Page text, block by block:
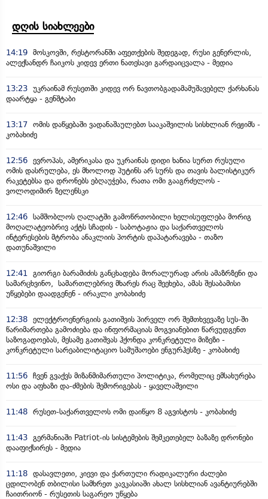
დღის სიახლეები
14:19 მოსკოვში, რესტორანში აფეთქების შედეგად, რუსი გენერლის,
ალექსანდრ ჩაიკოს კიდევ ერთი ნათესავი გარდაიცვალა - მედია
13:23 უკრაინამ რუსეთში კიდევ ორ ნავთობგადამამუშავებელ ქარხანას
დაარტყა - გენშტაბი
13:17 ომის დაწყებაში ვადანაშაულებთ სააკაშვილის სისხლიან რეჟიმს -
კობახიძე
12:56 ევროპას, ამერიკასა და უკრაინას დიდი ხანია სურთ რუსული
ომის დასრულება, ეს მხოლოდ პუტინს არ სურს და თავის ბალისტიკურ
რაკეტებსა და დრონებს ებღაუჭება, რათა ომი გააგრძელოს -
ვოლოდიმირ ზელენსკი
12:46 სამშობლოს ღალატში გამოწრთობილი ხელისუფლება მორიგ
მოღალატეობრივ აქტს სჩადის - საბოტაჟია და საქართველოს
ინტერესების მტრობა ანაკლიის პორტის დაპატარავება - თაზო
დათუნაშვილი
12:41 გიორგი ბარამიძის განცხადება მორალურად არის ამაზრზენი და
სამარცხვინო, სამართლებრივ მხარეს რაც შეეხება, ამას შესაბამისი
უწყებები დაადგენენ - ირაკლი კობახიძე
12:38 ელექტროენერგიის გათიშვის პირველ ორ შემთხვევაზე სუს-ში
წარიმართება გამოძიება და ინფორმაციას მოგვიანებით წარვუდგენთ
საზოგადოებას, მესამე გათიშვას ჰქონდა კონკრეტული მიზეზი -
კონკრეტული სარეაბილიტაციო სამუშაოები ენგურჰესზე - კობახიძე
11:56 ჩვენ გვაქვს მიზანმიმართული პოლიტიკა, რომელიც ემსახურება
ოსი და აფხაზი და-ძმების შემორიგებას - ყაველაშვილი
11:48 რუსეთ-საქართველოს ომი დაიწყო 8 აგვისტოს - კობახიძე
11:43 გერმანიაში Patriot-ის სისტემების შემკეთებელ ბაზაზე დრონები
დააფიქსირეს - მედია
11:18 დასავლეთი, კიევი და ქართული რადიკალური ძალები
ცდილობენ თბილისი სამხრეთ კავკასიაში ახალ სისხლიან ავანტიურებში
ჩაითრიონ - რუსეთის საგარეო უწყება